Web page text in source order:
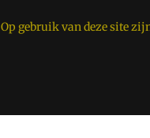
gebruik van deze site